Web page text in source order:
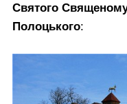
Святого
Полоцького: